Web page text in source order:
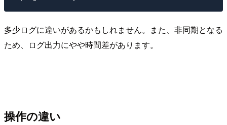
多少ログに違いがあるかもしれません。また、非同期となる
ため、ログ出力にやや時間差があります。
操作の違い